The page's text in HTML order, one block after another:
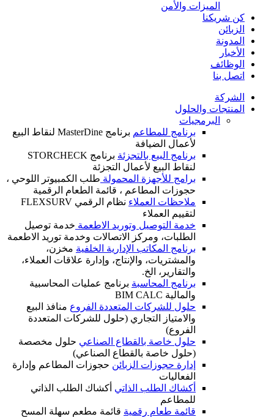
برنامج MasterDine لنقاط البيع
برنامج البيع بالتجزئة
برنامج STORCHECK
لنقاط البيع لأعمال التجزئة
برامج للأجهزة المحمولةطلب الكمبيوتر اللوحي ،
حجوزات المطاعم ، قائمة الطعام الرقمية
نظام الرقمي FLEXSURV
خدمة التوصيل وتوريد الاطعمةخدمة توصيل
الطلبات، ومركز الاتصالات وخدمة توريد الاطعمة
برنامج المكاتب الإدارية الخلفية مخزن،
والمشتريات، والإنتاج، وإدارة علاقات العملاء،
برنامج عمليات المحاسبية
حلول للشركات المتعددة الفروع منافذ البيع
والامتياز التجاري (حلول للشركات المتعددة
حلول خاصة بالقطاع الصناعي حلول مخصصة
(حلول خاصة بالقطاع الصناعي)
إدارة حجوزات الزبائن حجوزات المطاعم وإدارة
أكشاك الطلب الذاتي أكشاك الطلب الذاتي
قائمة طعام رقمية
قائمة مطعم سهلة المسح